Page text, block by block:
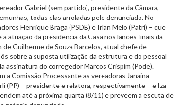
Gabriel (sem partido), presidente da Câmara,
todas elas arroladas pelo denunciado. No
Henrique Braga (PSDB) e Irlan Melo (Patri) – que
atuação da presidência da Casa nos lances finais da
de Guilherme de Souza Barcelos, atual chefe de
sobre a suposta utilização da estrutura e do pessoal
assinatura do corregedor Marcos Crispim (Pode).
a Comissão Processante as vereadoras Janaina
(PP) – presidente e relatora, respectivamente – e Iza
até a próxima quarta (8/11) e preveem a escuta de